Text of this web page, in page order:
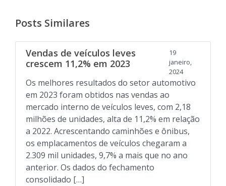
Posts Similares
Vendas de veículos leves
crescem 11,2% em 2023
19
janeiro,
2024
Os melhores resultados do setor automotivo
em 2023 foram obtidos nas vendas ao
mercado interno de veículos leves, com 2,18
milhões de unidades, alta de 11,2% em relação
a 2022. Acrescentando caminhões e ônibus,
os emplacamentos de veículos chegaram a
2.309 mil unidades, 9,7% a mais que no ano
anterior. Os dados do fechamento
consolidado […]